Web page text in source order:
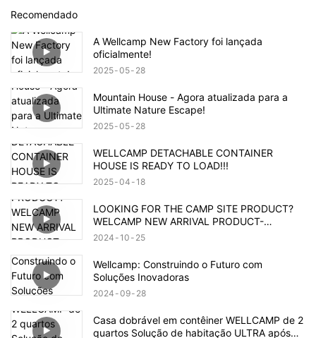
Recomendado
A Wellcamp New Factory foi lançada
oficialmente!
2025 05 28
Mountain House - Agora atualizada para a
Ultimate Nature Escape!
2025 05 28
WELLCAMP DETACHABLE CONTAINER
HOUSE IS READY TO LOAD!!!
2025 04 18
LOOKING FOR THE CAMP SITE PRODUCT?
WELCAMP NEW ARRIVAL PRODUCT-
MOUNTAIN HOUSE!!!MEET YOUR NEED!!!
2024 10 25
Wellcamp: Construindo o Futuro com
Soluções Inovadoras
2024 09 28
Casa dobrável em contêiner WELLCAMP de 2
quartos Solução de habitação ULTRA após